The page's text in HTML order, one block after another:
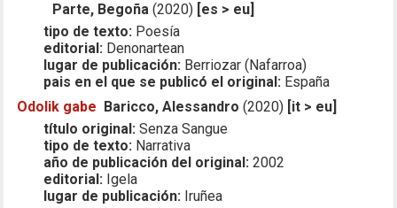
Parte, Begoña (2020) [es > eu]
tipo de texto: Poesía
editorial: Denonartean
lugar de publicación: Berriozar (Nafarroa)
pais en el que se publicó el original: España
Odolik gabe
Baricco, Alessandro (2020) [it > eu]
título original: Senza Sangue
tipo de texto: Narrativa
año de publicación del original: 2002
editorial: Igela
lugar de publicación: Iruñea